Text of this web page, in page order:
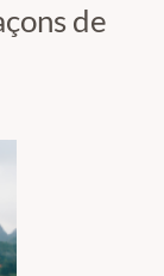
de